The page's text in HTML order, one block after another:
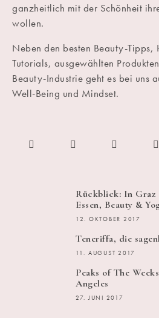
ganzheitlich mit der Schönheit
wollen.
Neben den besten Beauty-
Tutorials, ausgewählten
Beauty-Industrie geht es bei uns
Well-Being und Mindset.
Rückblick: In Graz
Essen, Beauty &
12. OKTOBER 2017
Teneriffa, die
11. AUGUST 2017
Peaks of The
Angeles
27. JUNI 2017